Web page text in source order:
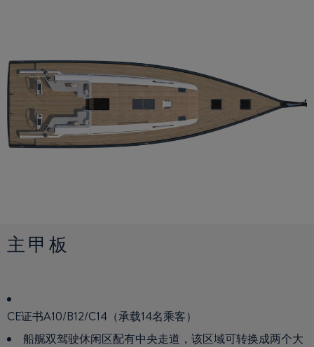
主甲板
CE证书A10/B12/C14（承载14名乘客）
船艉双驾驶休闲区配有中央走道，该区域可转换成两个大
3舱2卫
配置齐全的C型厨房：冰箱、水槽、3环炉灶、烤箱、储藏区
和大型台面
3舱3卫
配置齐全的C型厨房：冰箱、水槽、3环炉灶、烤箱、储藏区
和大型台面